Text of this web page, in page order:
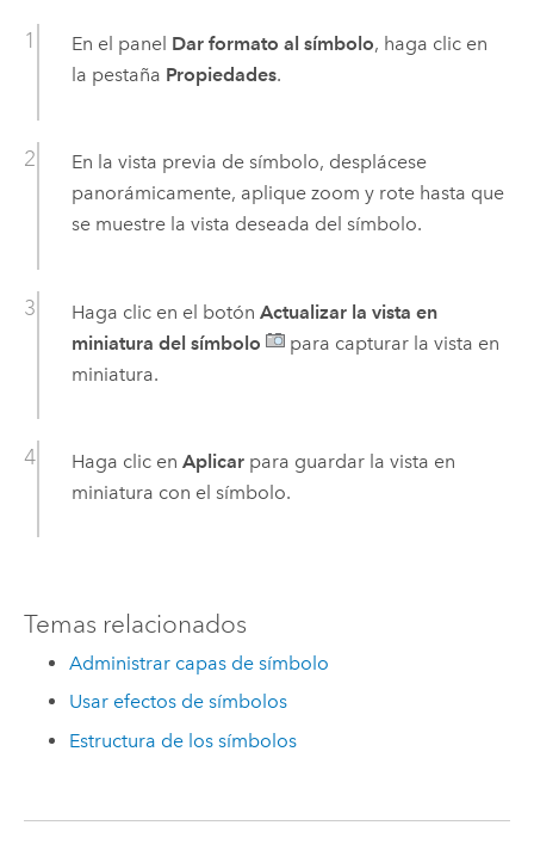
En el panel Dar formato al símbolo, haga clic en
la pestaña Propiedades.
En la vista previa de símbolo, desplácese
panorámicamente, aplique zoom y rote hasta que
se muestre la vista deseada del símbolo.
Haga clic en el botón Actualizar la vista en
miniatura del símbolo
para capturar la vista en
miniatura.
Haga clic en Aplicarpara guardar la vista en
miniatura con el símbolo.
Temas relacionados
Administrar capas de símbolo
Usar efectos de símbolos
Estructura de los símbolos